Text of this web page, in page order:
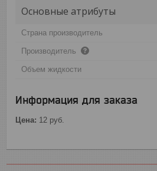
Основные атрибуты
Страна производитель
Производитель
Объем жидкости
Информация для заказа
Цена: 12 руб.